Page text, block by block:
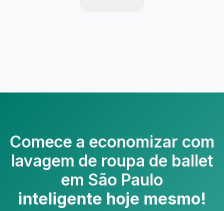
Comece a economizar com
lavagem de roupa de ballet
em São Paulo
inteligente hoje mesmo!